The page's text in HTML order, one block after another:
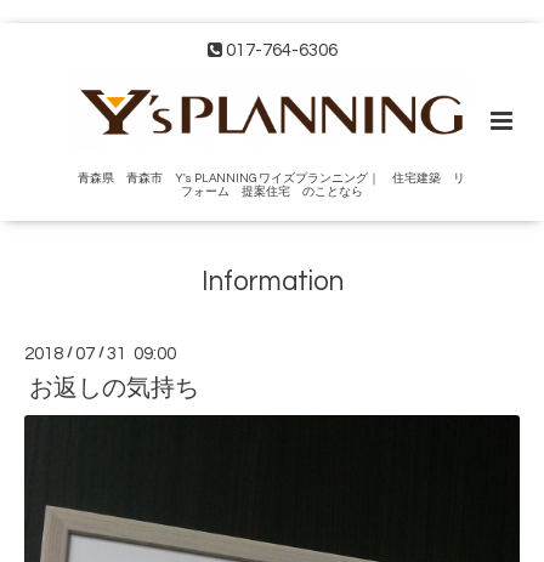
017-764-6306
青森県 青森市 Y's PLANNING ワイズプランニング｜ 住宅建築 リ
フォーム 提案住宅 のことなら
Information
2018 /07 /31 09:00
お返しの気持ち